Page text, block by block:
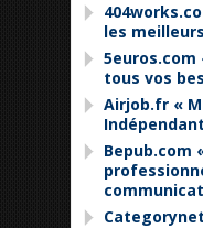
les
5euros.com
tous vos
Airjob.fr «
Bepub.com